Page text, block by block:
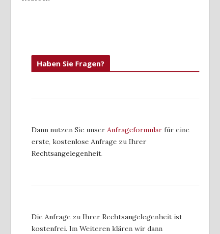
Haben Sie Fragen?
Dann nutzen Sie unser Anfrageformular für eine
erste, kostenlose Anfrage zu Ihrer
Rechtsangelegenheit.
Die Anfrage zu Ihrer Rechtsangelegenheit ist
kostenfrei. Im Weiteren klären wir dann